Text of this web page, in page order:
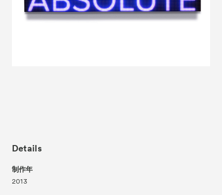
- Kyoto Meetings
Associated Programs
Details
制作年
2013